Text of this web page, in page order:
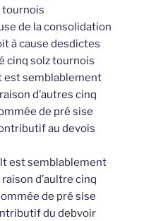
tournois
de la consolidation
à cause desdictes
cinq solz tournois
est semblablement
d’autres cinq
de pré sise
au devois
est semblablement
d’aultre cinq
de pré sise
du debvoir